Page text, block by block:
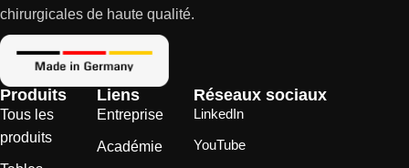
chirurgicales de haute qualité.
Produits
Tous les
produits
Liens
Entreprise
Académie
Réseaux sociaux
LinkedIn
YouTube